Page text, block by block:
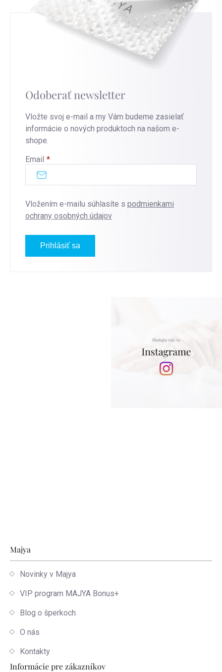
Odoberať newsletter
Vložte svoj e-mail a my Vám budeme zasielať
informácie o nových produktoch na našom e-
shope.
Email
Vložením e-mailu súhlasíte s podmienkami
ochrany osobných údajov
Prihlásiť sa
Zápätie
Majya
Novinky v Majya
VIP program MAJYA Bonus+
Blog o šperkoch
O nás
Kontakty
Informácie pre zákazníkov